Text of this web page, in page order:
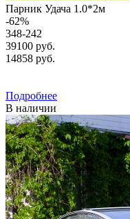
Парник Удача 1.0*2м
-62%
348-242
39100 руб.
14858 руб.
Подробнее
В наличии